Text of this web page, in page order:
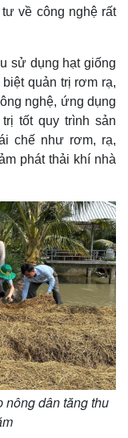
về công nghệ rất
sử dụng hạt giống
quản trị rơm rạ,
nghệ, ứng dụng
tốt quy trình sản
chế như rơm, rạ,
phát thải khí nhà
nông dân tăng thu